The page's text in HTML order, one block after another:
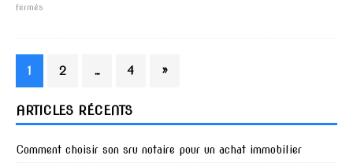
fermés
1 2 … 4 »
ARTICLES RÉCENTS
Comment choisir son sru notaire pour un achat immobilier